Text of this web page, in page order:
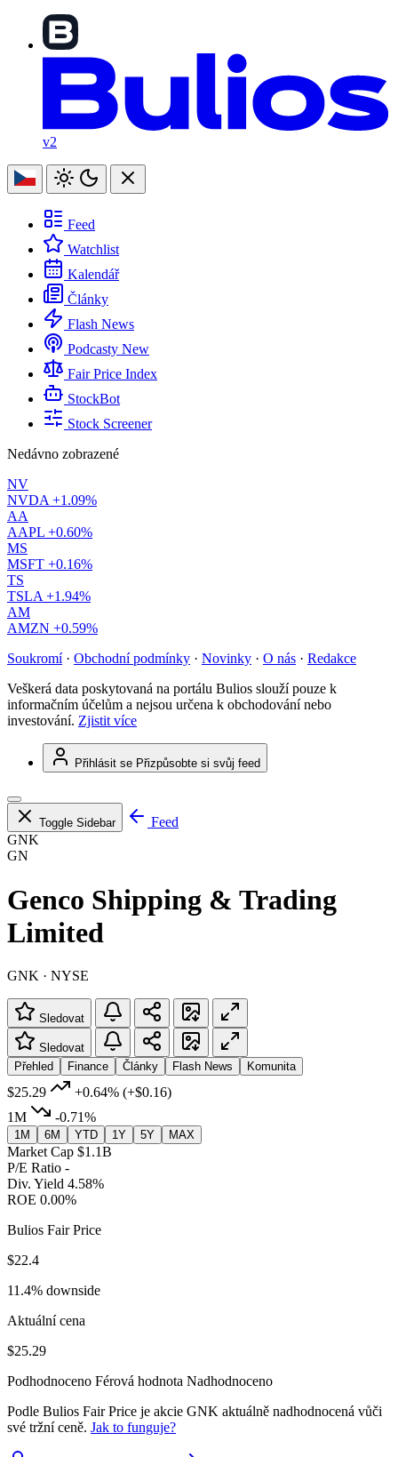
v2
Feed
Watchlist
Kalendář
Články
Flash News
Podcasty New
Fair Price Index
StockBot
Stock Screener
Nedávno zobrazené
NV
NVDA +1.09%
AA
AAPL +0.60%
MS
MSFT +0.16%
TS
TSLA +1.94%
AM
AMZN +0.59%
Soukromí · Obchodní podmínky · Novinky · O nás · Redakce
Veškerá data poskytovaná na portálu Bulios slouží pouze k
informačním účelům a nejsou určena k obchodování nebo
investování. Zjistit více
Přihlásit se Přizpůsobte si svůj feed
Toggle Sidebar
Feed
GNK
GN
Genco Shipping & Trading
Limited
GNK · NYSE
Sledovat
Sledovat
Přehled
Finance Články Flash News Komunita
$25.29 +0.64% (+$0.16)
1M
-0.71%
1M 6M YTD 1Y 5Y MAX
Market Cap $1.1B
P/E Ratio -
Div. Yield 4.58%
ROE 0.00%
Bulios Fair Price
$22.4
11.4% downside
Aktuální cena
$25.29
Podhodnoceno Férová hodnota Nadhodnoceno
Podle Bulios Fair Price je akcie GNK aktuálně nadhodnocená vůči
své tržní ceně. Jak to funguje?